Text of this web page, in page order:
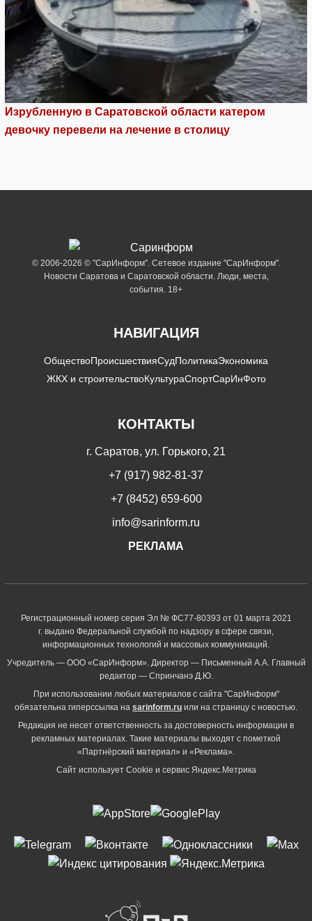
Изрубленную в Саратовской области катером
девочку перевели на лечение в столицу
© 2006-2026 © "СарИнформ". Сетевое издание "СарИнформ".
Новости Саратова и Саратовской области. Люди, места,
события. 18+
НАВИГАЦИЯ
ОбществоПроисшествияСудПолитикаЭкономика
ЖКХ и строительствоКультураСпортСарИнФото
КОНТАКТЫ
г. Саратов, ул. Горького, 21
+7 (917) 982-81-37
+7 (8452) 659-600
info@sarinform.ru
РЕКЛАМА
Регистрационный номер серия Эл № ФС77-80393 от 01 марта 2021
г. выдано Федеральной службой по надзору в сфере связи,
информационных технологий и массовых коммуникаций.
Учредитель — ООО «СарИнформ». Директор — Письменный А.А. Главный
редактор — Спринчанэ Д.Ю.
При использовании любых материалов с сайта "СарИнформ"
обязательна гиперссылка на sarinform.ru или на страницу с новостью.
Редакция не несет ответственность за достоверность информации в
рекламных материалах. Такие материалы выходят с пометкой
«Партнёрский материал» и «Реклама».
Сайт использует Cookie и сервиc Яндекс.Метрика